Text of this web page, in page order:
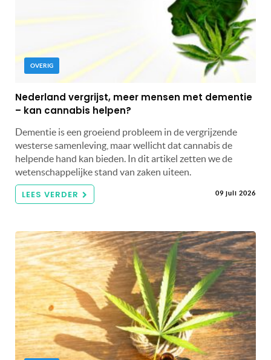
OVERIG
Nederland vergrijst, meer mensen met dementie
– kan cannabis helpen?
Dementie is een groeiend probleem in de vergrijzende
westerse samenleving, maar wellicht dat cannabis de
helpende hand kan bieden. In dit artikel zetten we de
wetenschappelijke stand van zaken uiteen.
LEES VERDER 09 juli 2026